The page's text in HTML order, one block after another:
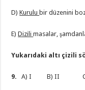
D)Kurulu bir düzenini
E)Dizilimasalar,
Yukarıdaki altı çizili
9. A) I B) II